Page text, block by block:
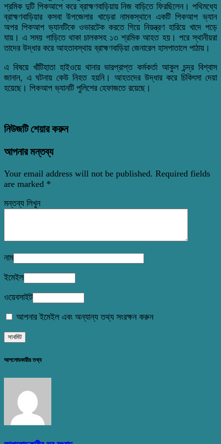
শ্রমিক দুটি পিকআপে করে ব্রাহ্মণবাড়িয়ায় নিজ বাড়িতে ফিরছিলেন। পথিমধ্যে
ব্রাহ্মণবাড়িয়ার কসবা উপজেলার খাড়েরা নামকস্থানে একটি পিকআপ ভ্যান
অপর পিকআপ ভ্যানটিকে ওভারটেক করতে গিয়ে নিয়ন্ত্রণ হারিয়ে খাদে পড়ে
যায়। এ সময় গাড়িতে থাকা চালকসহ ১৩ শ্রমিক আহত হয়। পরে স্থানীয়রা
তাদের উদ্ধার করে আহতাবস্থায় ব্রাহ্মণবাড়িয়া জেনারেল হাসপাতালে পাঠায়।
এ বিষয়ে খাঁটিহাতা হাইওয়ে থানার ভারপ্রাপ্ত কর্মকর্তা আকুল চন্দ্র বিশ্বাস
জানান, এ ঘটনায় কেউ নিহত হয়নি। আহতদের উদ্ধার করে চিকিৎসা দেয়া
হয়েছে। পিকআপ ভ্যানটি পুলিশের হেফাজতে রয়েছে।
নিউজটি শেয়ার করুন
আপনার মন্তব্য
Your email address will not be published. Required fields
are marked *
মন্তব্য লিখুন
নাম
ইমেইল
ওয়েবসাইট
আপনার ইমেইল এবং অন্যান্য তথ্য সংরক্ষন করুন
আপলোডকারীর তথ্য